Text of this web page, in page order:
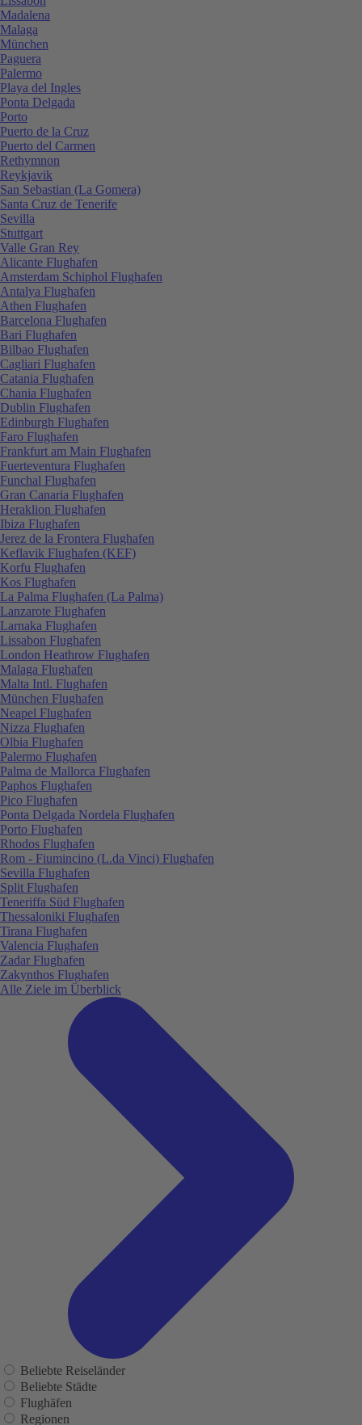
Madalena
Malaga
München
Paguera
Palermo
Playa del Ingles
Ponta Delgada
Porto
Puerto de la Cruz
Puerto del Carmen
Rethymnon
Reykjavik
San Sebastian (La Gomera)
Santa Cruz de Tenerife
Sevilla
Stuttgart
Valle Gran Rey
Alicante Flughafen
Amsterdam Schiphol Flughafen
Antalya Flughafen
Athen Flughafen
Barcelona Flughafen
Bari Flughafen
Bilbao Flughafen
Cagliari Flughafen
Catania Flughafen
Chania Flughafen
Dublin Flughafen
Edinburgh Flughafen
Faro Flughafen
Frankfurt am Main Flughafen
Fuerteventura Flughafen
Funchal Flughafen
Gran Canaria Flughafen
Heraklion Flughafen
Ibiza Flughafen
Jerez de la Frontera Flughafen
Keflavik Flughafen (KEF)
Korfu Flughafen
Kos Flughafen
La Palma Flughafen (La Palma)
Lanzarote Flughafen
Larnaka Flughafen
Lissabon Flughafen
London Heathrow Flughafen
Malaga Flughafen
Malta Intl. Flughafen
München Flughafen
Neapel Flughafen
Nizza Flughafen
Olbia Flughafen
Palermo Flughafen
Palma de Mallorca Flughafen
Paphos Flughafen
Pico Flughafen
Ponta Delgada Nordela Flughafen
Porto Flughafen
Rhodos Flughafen
Rom - Fiumincino (L.da Vinci) Flughafen
Sevilla Flughafen
Split Flughafen
Teneriffa Süd Flughafen
Thessaloniki Flughafen
Tirana Flughafen
Valencia Flughafen
Zadar Flughafen
Zakynthos Flughafen
Alle Ziele im Überblick
Beliebte Reiseländer
Beliebte Städte
Flughäfen
Regionen